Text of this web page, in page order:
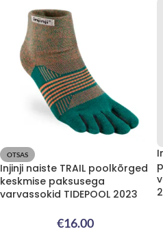
OTSAS
Injinji naiste TRAIL poolkõrged
keskmise paksusega
varvassokid TIDEPOOL 2023
€16.00